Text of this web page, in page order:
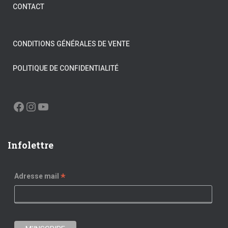
CONTACT
CONDITIONS GÉNÉRALES DE VENTE
POLITIQUE DE CONFIDENTIALITÉ
FACEBOOK INSTAGRAM
Infolettre
Adresse mail *